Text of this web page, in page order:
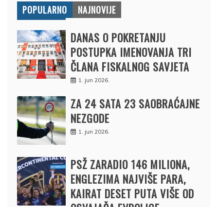
POPULARNO NAJNOVIJE
DANAS O POKRETANJU
POSTUPKA IMENOVANJA TRI
ČLANA FISKALNOG SAVJETA
1. jun 2026.
ZA 24 SATA 23 SAOBRAĆAJNE
NEZGODE
1. jun 2026.
PSŽ ZARADIO 146 MILIONA,
ENGLEZIMA NAJVIŠE PARA,
KAIRAT DESET PUTA VIŠE OD